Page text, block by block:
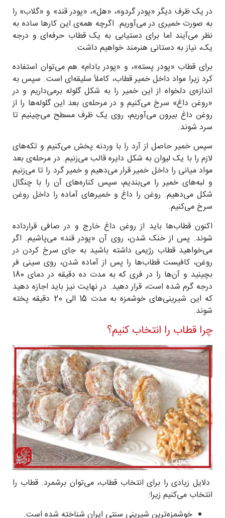
در یک ظرف دیگر «پودر گردو»، «هل»، «پودر قند» و «گلاب» را
به صورت خمیری در می‌آوریم. اگرچه همه‌ی این کارها ساده به
نظر می‌آیند اما برای دستیابی به یک قطاب حرفه‌ای و درجه
یک، نیاز به دستانی هنرمند خواهیم داشت.
برای قطاب «پودر پسته»، و «پودر بادام» هم می‌توان استفاده
کرد زیرا مواد داخل خمیر قطاب، کاملاً سلیقه‌ای است. سپس به
اندازه‌ی دلخواه از این خمیر را به شکل گلوله برمی‌داریم و در
«روغن داغ» سرخ می‌کنیم و در مرحله‌ی بعد این گلوله‌ها را از
روغن داغ بیرون می‌آوریم، روی یک ظرف مسطح می‌چینیم تا
سرد شوند.
سپس خمیر حاصل از آرد را با وردنه پخش می‌کنیم و تکه‌های
لازم را با یک لیوان به شکل دایره قالب می‌زنیم. در مرحله‌ی بعد
مواد میانی را داخل خمیر قرار می‌دهیم و خمیر گرد را تا می‌زنیم
و لبه‌های خمیر را می‌بندیم، سپس کناره‌های آن را با چنگال
شکل می‌دهیم. روغن را داغ و خمیر‌های آماده را داخل روغن
سرخ می‌كنیم.
اکنون قطاب‌ها باید از روغن داغ خارج و در صافی قرارداده
شوند. پس از خنک شدن، روی آن «پودر قند» می‌پاشیم. اگر
می‌خواهید قطاب رژیمی داشته باشید به جای سرخ کردن در
روغن، کافیست قطاب‌ها را پس از آماده شدن، روی سینی فر
بچینید و آن‌ها را در فری که به مدت ده دقیقه در دمای 180
درجه گرم شده است، قرار دهید. در نهایت نیز باید اجازه دهید
که این شیرینی‌های خوشمزه به مدت 15 الی 20 دقیقه پخته
شوند.
چرا قطاب را انتخاب کنیم؟
دلایل زیادی را برای انتخاب قطاب، می‌توان برشمرد. قطاب را
انتخاب می‌کنیم زیرا:
خوشمزه‌ترین شیرینی سنتی ایران شناخته شده است.